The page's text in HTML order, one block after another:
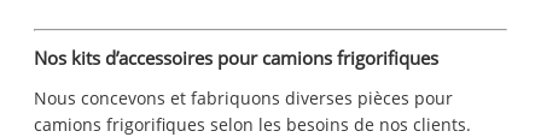
Nos kits d’accessoires pour camions frigorifiques
Nous concevons et fabriquons diverses pièces pour
camions frigorifiques selon les besoins de nos clients.